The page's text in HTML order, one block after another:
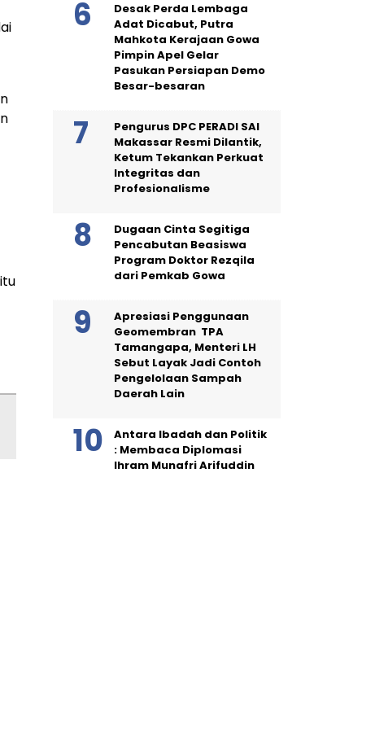
Desak Perda Lembaga
Adat Dicabut, Putra
Mahkota Kerajaan Gowa
Pimpin Apel Gelar
Pasukan Persiapan Demo
Besar-besaran
Pengurus DPC PERADI SAI
Makassar Resmi Dilantik,
Ketum Tekankan Perkuat
Integritas dan
Profesionalisme
Dugaan Cinta Segitiga
Pencabutan Beasiswa
Program Doktor Rezqila
dari Pemkab Gowa
Apresiasi Penggunaan
Geomembran TPA
Tamangapa, Menteri LH
Sebut Layak Jadi Contoh
Pengelolaan Sampah
Daerah Lain
Antara Ibadah dan Politik
: Membaca Diplomasi
Ihram Munafri Arifuddin